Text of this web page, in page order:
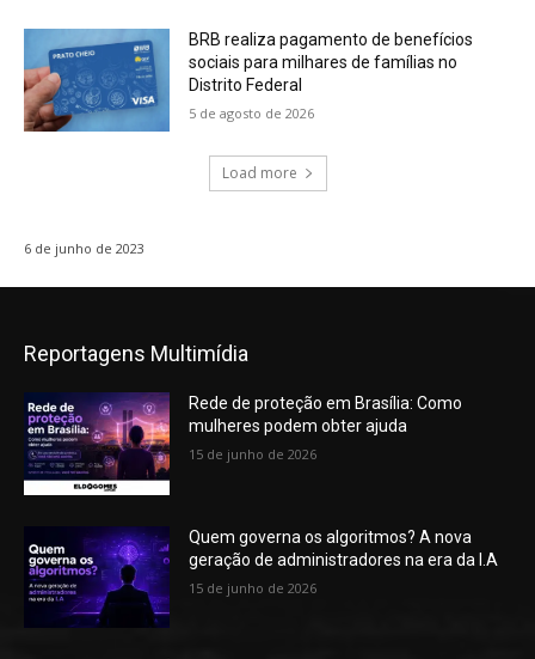
BRB realiza pagamento de benefícios
sociais para milhares de famílias no
Distrito Federal
5 de agosto de 2026
Load more
6 de junho de 2023
Reportagens Multimídia
Rede de proteção em Brasília: Como
mulheres podem obter ajuda
15 de junho de 2026
Quem governa os algoritmos? A nova
geração de administradores na era da I.A
15 de junho de 2026